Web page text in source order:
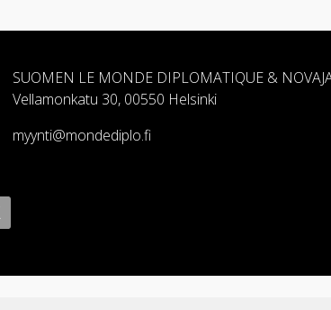
SUOMEN LE MONDE DIPLOMATIQUE &
Vellamonkatu 30, 00550 Helsinki
myynti@mondediplo.fi